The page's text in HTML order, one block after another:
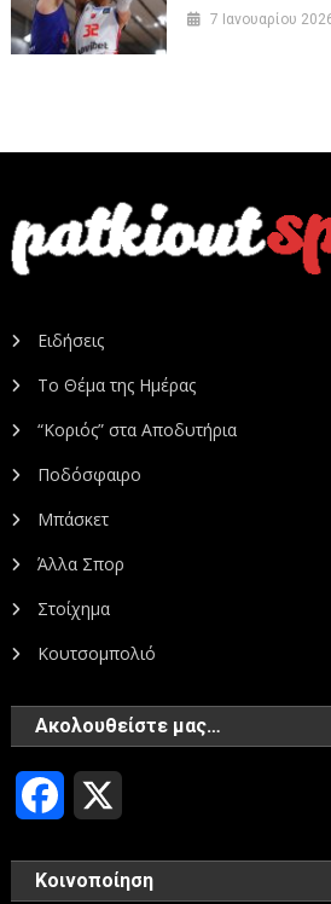
7 Ιανουαρίου
Ειδήσεις
Το Θέμα της Ημέρας
“Κοριός” στα Αποδυτήρια
Ποδόσφαιρο
Μπάσκετ
Άλλα Σπορ
Στοίχημα
Κουτσομπολιό
Ακολουθείστε μας…
Facebook
Κοινοποίηση